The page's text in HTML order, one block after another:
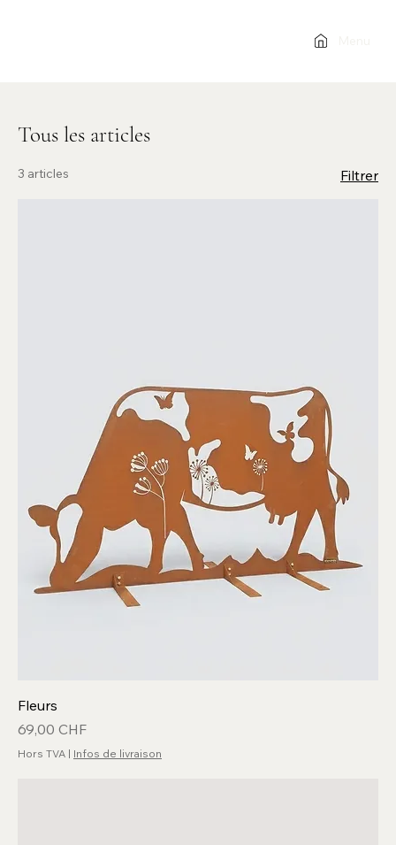
Tous les articles
3 articles Filtrer
Fleurs
Prix
69,00 CHF
Hors TVA | Infos de livraison